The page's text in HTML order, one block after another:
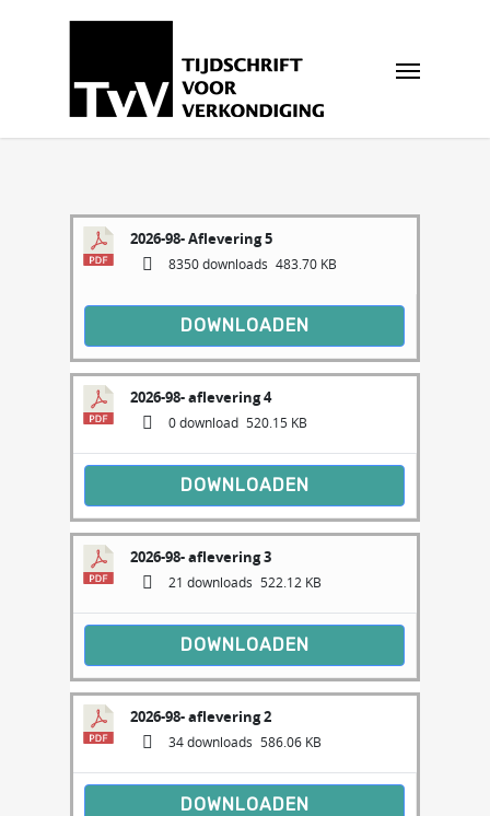
2026-98- Aflevering 5
8350 downloads 483.70 KB
DOWNLOADEN
2026-98- aflevering 4
0 download 520.15 KB
DOWNLOADEN
2026-98- aflevering 3
21 downloads 522.12 KB
DOWNLOADEN
2026-98- aflevering 2
34 downloads 586.06 KB
DOWNLOADEN